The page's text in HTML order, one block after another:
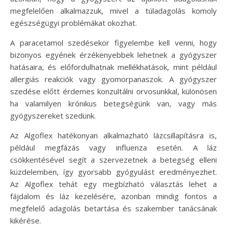
megfelelően alkalmazzuk, mivel a túladagolás komoly
egészségügyi problémákat okozhat.
A paracetamol szedésekor figyelembe kell venni, hogy
bizonyos egyének érzékenyebbek lehetnek a gyógyszer
hatásaira, és előfordulhatnak mellékhatások, mint például
allergiás reakciók vagy gyomorpanaszok. A gyógyszer
szedése előtt érdemes konzultálni orvosunkkal, különösen
ha valamilyen krónikus betegségünk van, vagy más
gyógyszereket szedünk.
Az Algoflex hatékonyan alkalmazható lázcsillapításra is,
például megfázás vagy influenza esetén. A láz
csökkentésével segít a szervezetnek a betegség elleni
küzdelemben, így gyorsabb gyógyulást eredményezhet.
Az Algoflex tehát egy megbízható választás lehet a
fájdalom és láz kezelésére, azonban mindig fontos a
megfelelő adagolás betartása és szakember tanácsának
kikérése.